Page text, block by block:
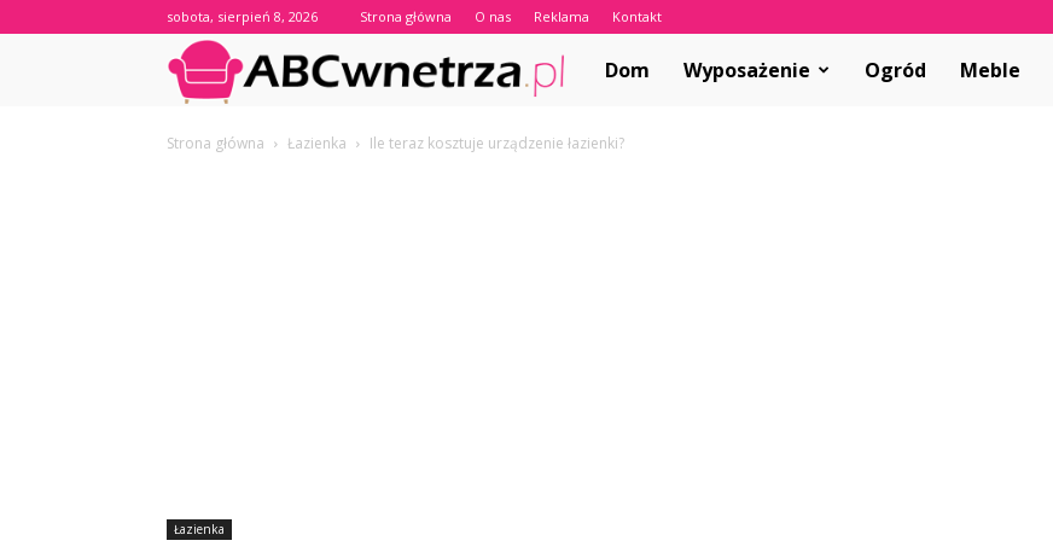
sobota, sierpień 8, 2026 Strona główna O nas Reklama Kontakt
ABCwnetrza.pl
Dom Wyposażenie Ogród Meble
Strona główna Łazienka Ile teraz kosztuje urządzenie łazienki?
Łazienka